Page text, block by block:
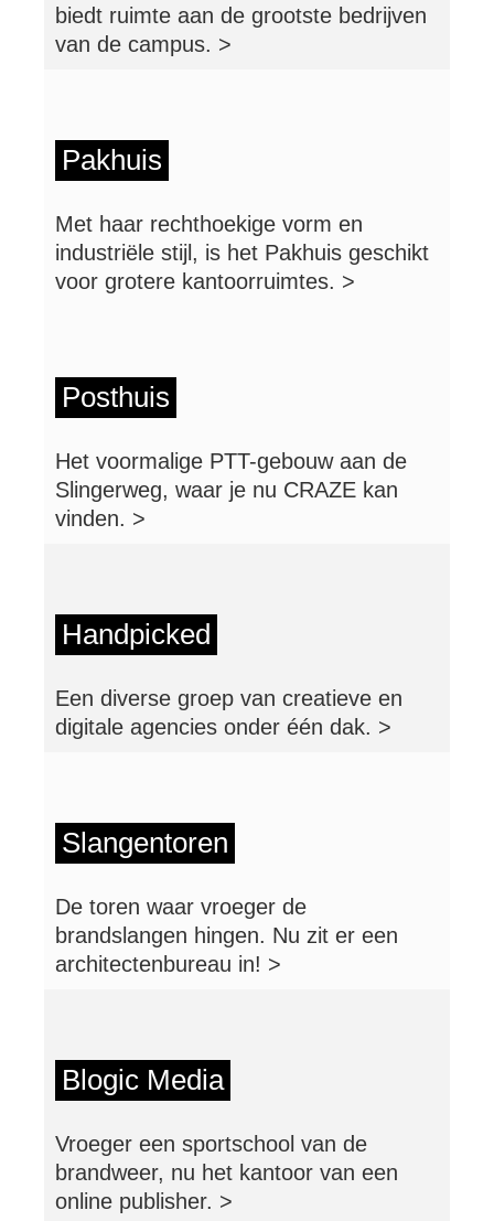
biedt ruimte aan de grootste bedrijven
van de campus. >
Pakhuis
Met haar rechthoekige vorm en
industriële stijl, is het Pakhuis geschikt
voor grotere kantoorruimtes. >
Posthuis
Het voormalige PTT-gebouw aan de
Slingerweg, waar je nu CRAZE kan
vinden. >
Handpicked
Een diverse groep van creatieve en
digitale agencies onder één dak. >
Slangentoren
De toren waar vroeger de
brandslangen hingen. Nu zit er een
architectenbureau in! >
Blogic Media
Vroeger een sportschool van de
brandweer, nu het kantoor van een
online publisher. >